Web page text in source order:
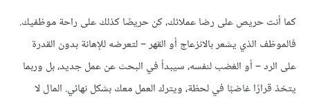
كما أنت حريص على رضا عملائك، كن حريصًا كذلك على راحة موظفيك.
فالموظف الذي يشعر بالانزعاج أو القهر – لتعرضه للإهانة بدون القدرة
على الرد – أو الغضب لنفسه، سيبدأ في البحث عن عمل جديد، بل وربما
يتخذ قرارًا غاضبًا في لحظة، ويترك العمل معك بشكل نهائي. المال لا